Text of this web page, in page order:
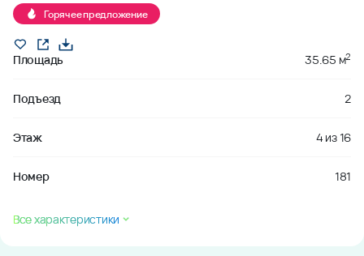
Горячее предложение
Площадь 35.65 м2
Подъезд 2
Этаж 4 из16
Номер 181
Все характеристики